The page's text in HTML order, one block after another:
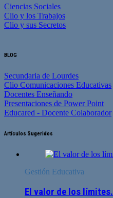
Ciencias Sociales
Clio y los Trabajos
Clio y sus Secretos
BLOG
Secundaria de Lourdes
Clio Comunicaciones Educativas
Docentes Enseñando
Presentaciones de Power Point
Educared - Docente Colaborador
Artículos Sugeridos
Gestión Educativa
El valor de los límites.